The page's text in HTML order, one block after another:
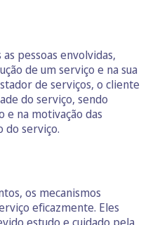
pessoas envolvidas,
de um serviço e na sua
de serviços, o cliente
do serviço, sendo
na motivação das
do serviço.
os mecanismos
eficazmente. Eles